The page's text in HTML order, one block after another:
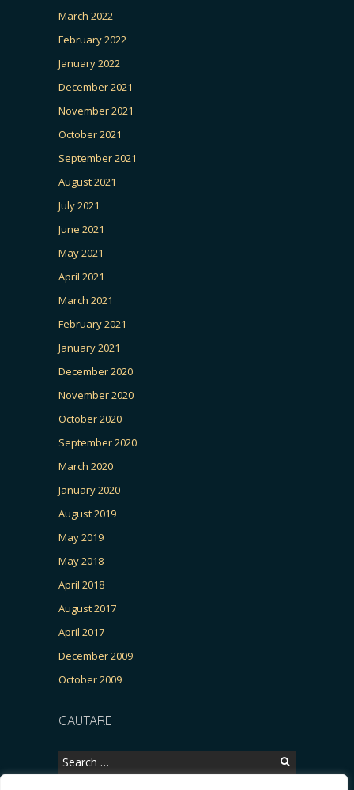
March 2022
February 2022
January 2022
December 2021
November 2021
October 2021
September 2021
August 2021
July 2021
June 2021
May 2021
April 2021
March 2021
February 2021
January 2021
December 2020
November 2020
October 2020
September 2020
March 2020
January 2020
August 2019
May 2019
May 2018
April 2018
August 2017
April 2017
December 2009
October 2009
CAUTARE
Search
for: